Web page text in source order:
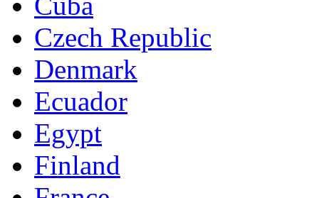
Czech Republic
Denmark
Ecuador
Egypt
Finland